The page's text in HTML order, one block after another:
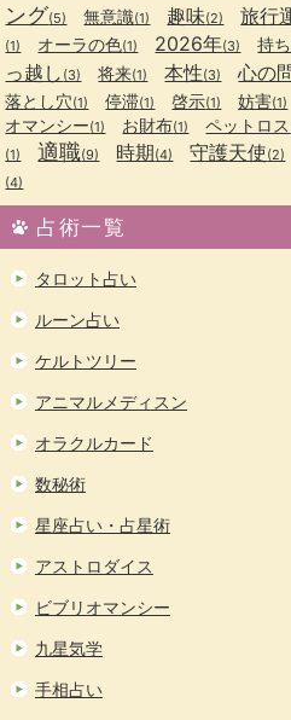
ング(5) 無意識(1) 趣味(2) 旅行
(1) オーラの色(1) 2026年(3) 持
っ越し (3) 将来(1) 本性(3) 心の
落とし穴(1) 停滞(1) 啓示(1) 妨害(1)
オマンシー(1) お財布(1) ペットロス
(1) 適職(9) 時期(4) 守護天使(2)
(4)
占術一覧
タロット占い
ルーン占い
ケルトツリー
アニマルメディスン
オラクルカード
数秘術
星座占い・占星術
アストロダイス
ビブリオマンシー
九星気学
手相占い